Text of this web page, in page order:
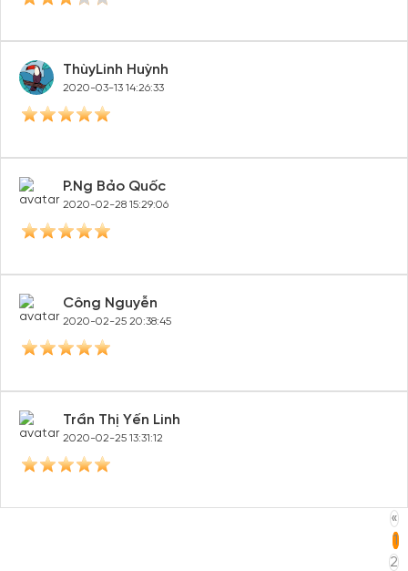
ThùyLinh Huỳnh
2020-03-13 14:26:33
P.Ng Bảo Quốc
2020-02-28 15:29:06
Công Nguyễn
2020-02-25 20:38:45
Trần Thị Yến Linh
2020-02-25 13:31:12
«
1
2